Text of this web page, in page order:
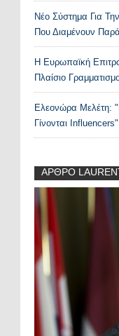
Νέο Σύστημα Για
Που Διαμένουν
Η Ευρωπαϊκή
Πλαίσιο
Ελεονώρα Μελέτη:
Γίνονται Influencers"
ΑΡΘΡΟ